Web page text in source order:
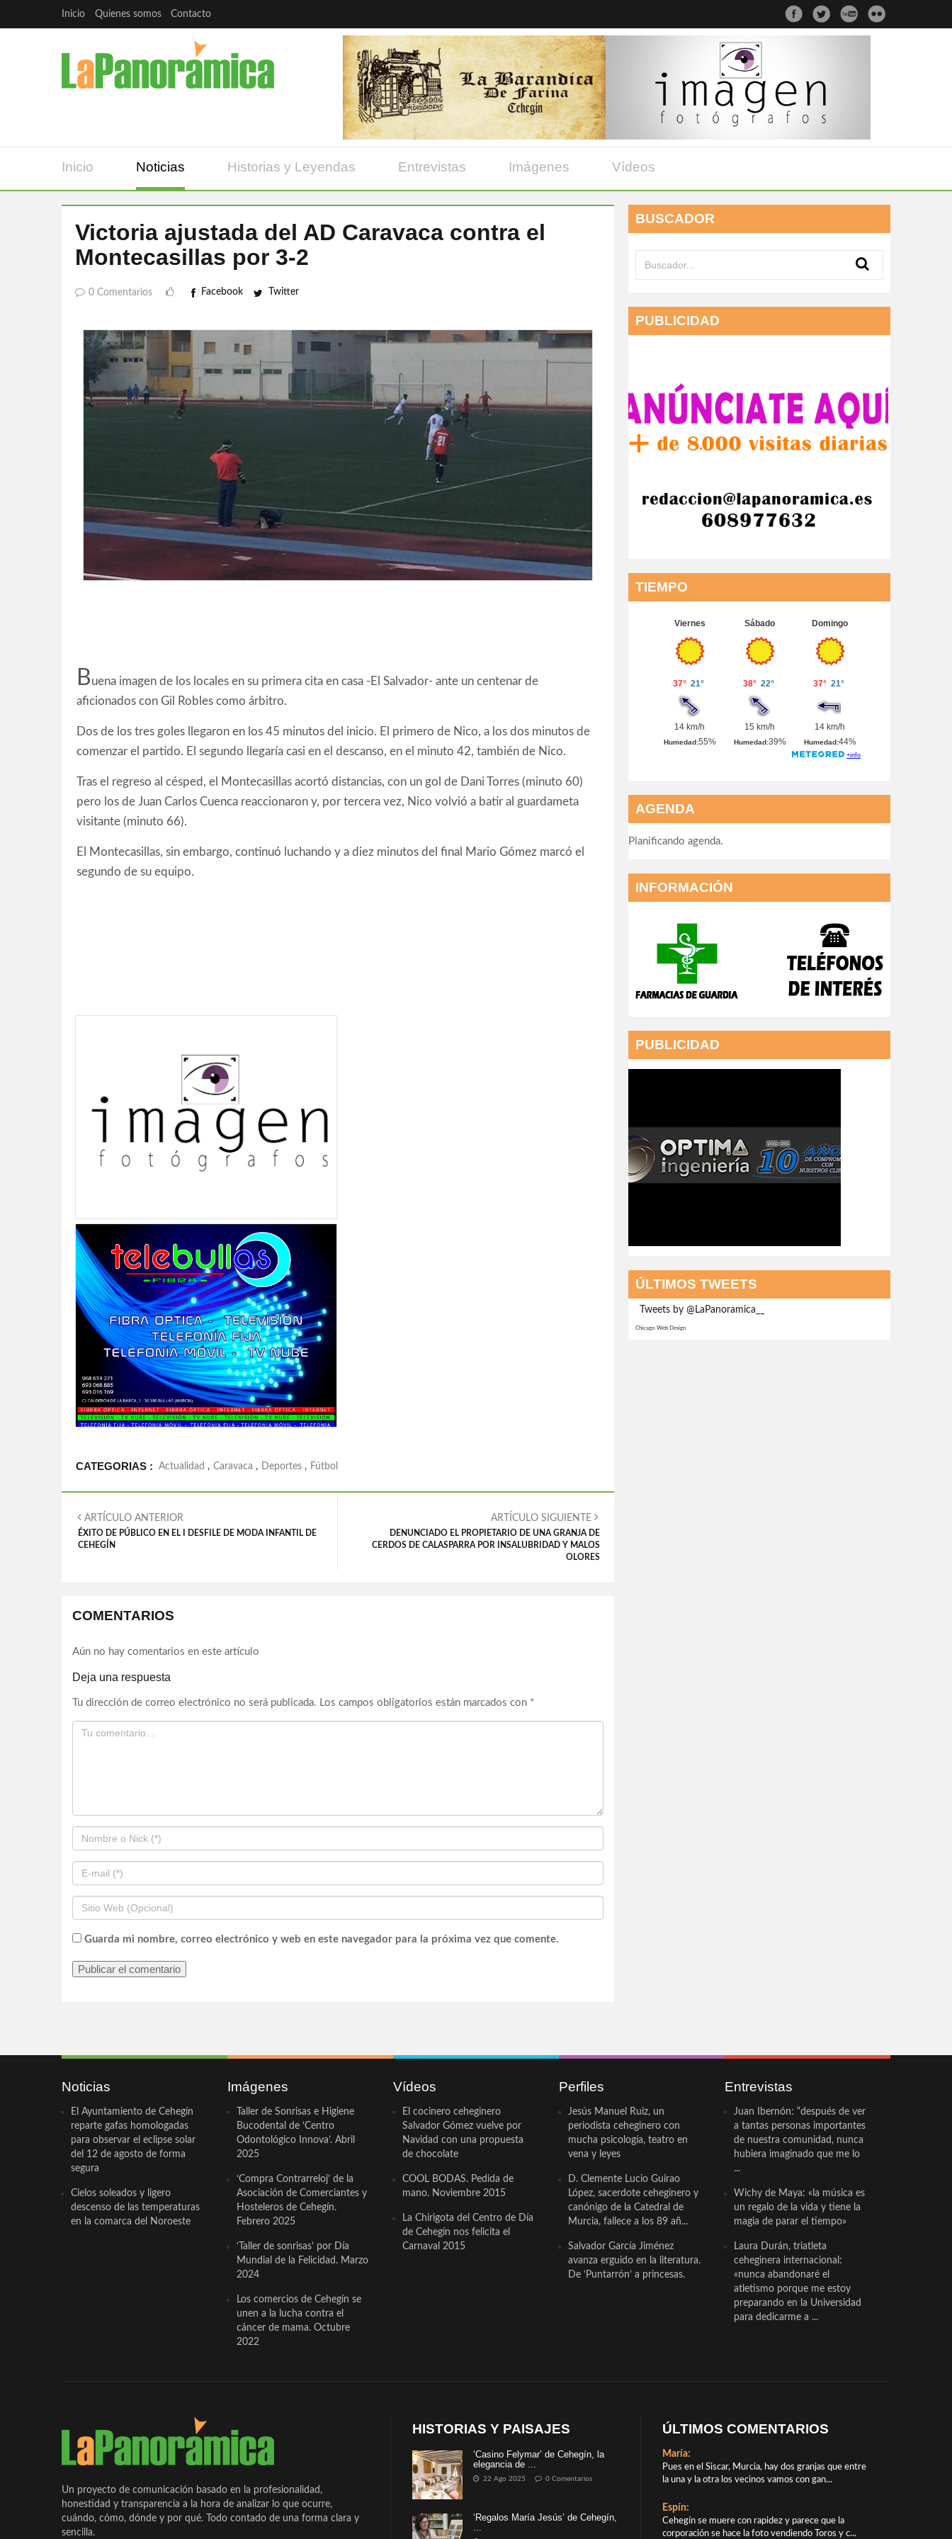
Inicio Quienes somos Contacto
Inicio Noticias Historias y Leyendas Entrevistas Imágenes Vídeos
Victoria ajustada del AD Caravaca contra el
Montecasillas por 3-2
0 Comentarios Facebook Twitter
Buena imagen de los locales en su primera cita en casa -El Salvador- ante un centenar de
aficionados con Gil Robles como árbitro.
Dos de los tres goles llegaron en los 45 minutos del inicio. El primero de Nico, a los dos minutos de
comenzar el partido. El segundo llegaría casi en el descanso, en el minuto 42, también de Nico.
Tras el regreso al césped, el Montecasillas acortó distancias, con un gol de Dani Torres (minuto 60)
pero los de Juan Carlos Cuenca reaccionaron y, por tercera vez, Nico volvió a batir al guardameta
visitante (minuto 66).
El Montecasillas, sin embargo, continuó luchando y a diez minutos del final Mario Gómez marcó el
segundo de su equipo.
CATEGORIAS : Actualidad , Caravaca , Deportes , Fútbol
ARTÍCULO ANTERIOR
ÉXITO DE PÚBLICO EN EL I DESFILE DE MODA INFANTIL DE
CEHEGÍN
ARTÍCULO SIGUIENTE
DENUNCIADO EL PROPIETARIO DE UNA GRANJA DE
CERDOS DE CALASPARRA POR INSALUBRIDAD Y MALOS
OLORES
COMENTARIOS
Aún no hay comentarios en este artículo
Deja una respuesta
Tu dirección de correo electrónico no será publicada. Los campos obligatorios están marcados con *
Guarda mi nombre, correo electrónico y web en este navegador para la próxima vez que comente.
BUSCADOR
PUBLICIDAD
TIEMPO
AGENDA
Planificando agenda.
INFORMACIÓN
PUBLICIDAD
ÚLTIMOS TWEETS
Tweets by @LaPanoramica__
Chicago Web Design
Noticias
El Ayuntamiento de Cehegín
reparte gafas homologadas
para observar el eclipse solar
del 12 de agosto de forma
segura
Cielos soleados y ligero
descenso de las temperaturas
en la comarca del Noroeste
Imágenes
Taller de Sonrisas e Higiene
Bucodental de ‘Centro
Odontológico Innova’. Abril
2025
‘Compra Contrarreloj’ de la
Asociación de Comerciantes y
Hosteleros de Cehegín.
Febrero 2025
‘Taller de sonrisas’ por Día
Mundial de la Felicidad. Marzo
2024
Los comercios de Cehegín se
unen a la lucha contra el
cáncer de mama. Octubre
2022
Vídeos
El cocinero ceheginero
Salvador Gómez vuelve por
Navidad con una propuesta
de chocolate
COOL BODAS. Pedida de
mano. Noviembre 2015
La Chirigota del Centro de Día
de Cehegín nos felicita el
Carnaval 2015
Perfiles
Jesús Manuel Ruiz, un
periodista ceheginero con
mucha psicología, teatro en
vena y leyes
D. Clemente Lucio Guirao
López, sacerdote ceheginero y
canónigo de la Catedral de
Murcia, fallece a los 89 añ...
Salvador García Jiménez
avanza erguido en la literatura.
De ‘Puntarrón’ a princesas.
Entrevistas
Juan Ibernón: “después de ver
a tantas personas importantes
de nuestra comunidad, nunca
hubiera imaginado que me lo
...
Wichy de Maya: «la música es
un regalo de la vida y tiene la
magia de parar el tiempo»
Laura Durán, triatleta
ceheginera internacional:
«nunca abandonaré el
atletismo porque me estoy
preparando en la Universidad
para dedicarme a ...
Un proyecto de comunicación basado en la profesionalidad,
honestidad y transparencia a la hora de analizar lo que ocurre,
cuándo, cómo, dónde y por qué. Todo contado de una forma clara y
sencilla.
HISTORIAS Y PAISAJES
‘Casino Felymar’ de Cehegín, la
elegancia de ...
22 Ago 2025 0 Comentarios
‘Regalos María Jesús’ de Cehegín,
ÚLTIMOS COMENTARIOS
María:
Pues en el Siscar, Murcia, hay dos granjas que entre
la una y la otra los vecinos vamos con gan...
Espín:
Cehegín se muere con rapidez y parece que la
corporación se hace la foto vendiendo Toros y c...